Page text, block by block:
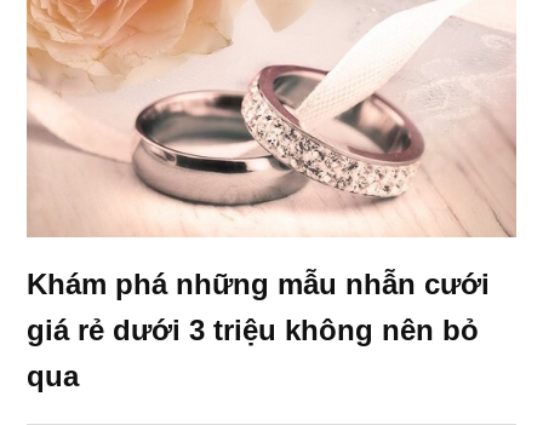
Khám phá những mẫu nhẫn cưới
giá rẻ dưới 3 triệu không nên bỏ
qua